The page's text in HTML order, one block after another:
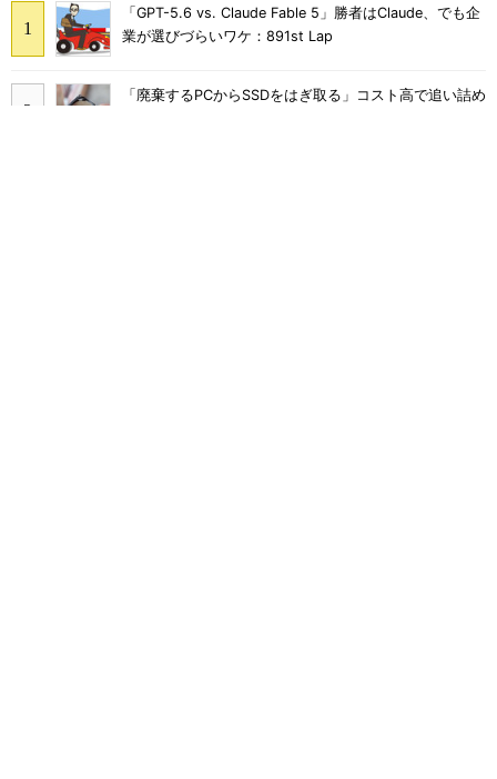
「GPT-5.6 vs. Claude Fable 5」勝者はClaude、でも企
業が選びづらいワケ：891st Lap
「廃棄するPCからSSDをはぎ取る」コスト高で追い詰め